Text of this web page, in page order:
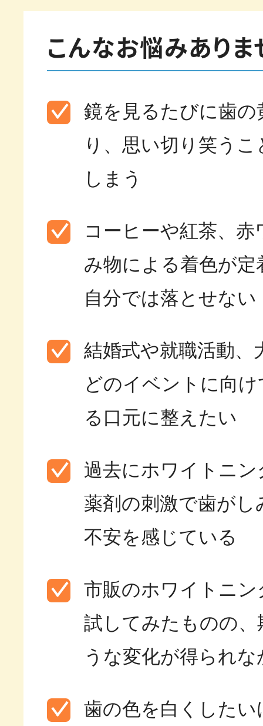
こんなお悩みありま
鏡を見るたびに歯
り、思い切り笑う
しまう
コーヒーや紅茶、
み物による着色が
自分では落とせない
結婚式や就職活動、
どのイベントに向
る口元に整えたい
過去にホワイトニ
薬剤の刺激で歯がし
不安を感じている
市販のホワイトニ
試してみたものの
うな変化が得られな
歯の色を白くしたい